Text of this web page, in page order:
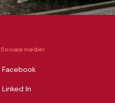
Sociala medier
Facebook
Linked In